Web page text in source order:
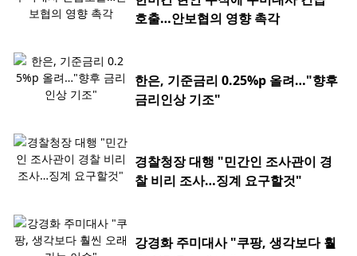
호출…안보협의 영향 촉각
한은, 기준금리 0.25%p 올려…"향후
금리인상 기조"
경찰청장 대행 "민간인 조사관이 경
찰 비리 조사…징계 요구할것"
강경화 주미대사 "쿠팡, 생각보다 훨